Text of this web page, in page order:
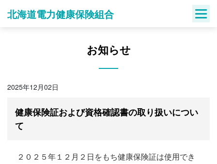
北海道電力健康保険組合
お知らせ
2025年12月02日
健康保険証および資格確認書の取り扱いについ
て
２０２５年１２月２日をもち健康保険証は使用でき